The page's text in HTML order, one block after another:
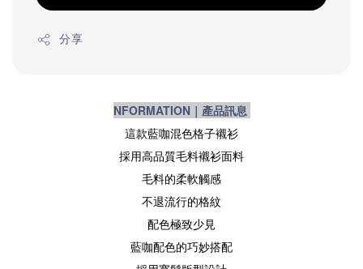
分享
NFORMATION｜產品訊息
這款藍咖混色格子襯衫
採用高品質毛料襯衫面料
毛料的柔軟觸感
不退流行的格紋
配色極致少見
藍咖配色的巧妙搭配